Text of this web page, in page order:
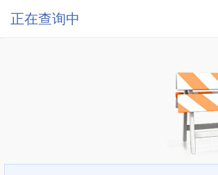
正在查询中